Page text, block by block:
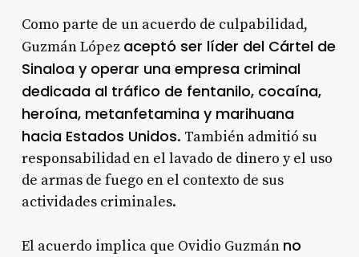
Como parte de un acuerdo de culpabilidad,
Guzmán López aceptó ser líder del Cártel de
Sinaloa y operar una empresa criminal
dedicada al tráfico de fentanilo, cocaína,
heroína, metanfetamina y marihuana
hacia Estados Unidos. También admitió su
responsabilidad en el lavado de dinero y el uso
de armas de fuego en el contexto de sus
actividades criminales.
El acuerdo implica que Ovidio Guzmán no